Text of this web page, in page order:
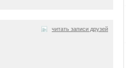
читать записи друзей